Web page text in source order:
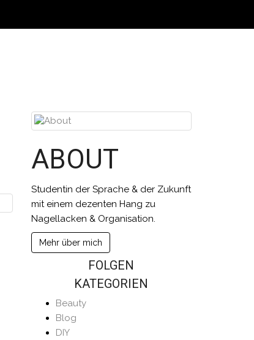
ABOUT
Studentin der Sprache & der Zukunft
mit einem dezenten Hang zu
Nagellacken & Organisation.
Mehr über mich
FOLGEN
KATEGORIEN
Beauty
Blog
DIY